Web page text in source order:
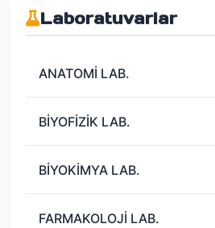
Laboratuvarlar
ANATOMİ LAB.
BİYOFİZİK LAB.
BİYOKİMYA LAB.
FARMAKOLOJİ LAB.